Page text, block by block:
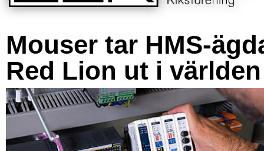
Mouser tar HMS-
Red Lion ut i världen